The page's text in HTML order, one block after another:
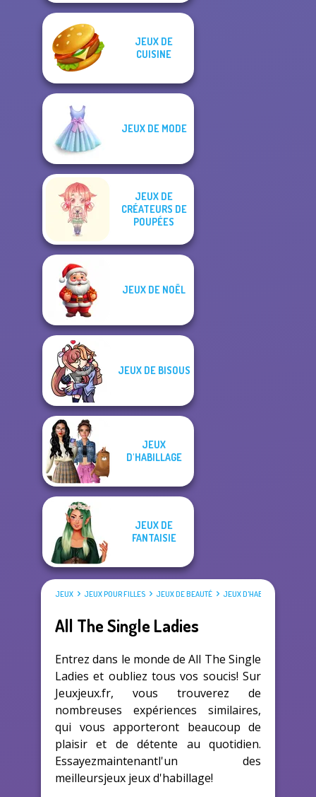
JEUX DE
CUISINE
JEUX DE MODE
JEUX DE
CRÉATEURS DE
POUPÉES
JEUX DE NOËL
JEUX DE BISOUS
JEUX
D'HABILLAGE
JEUX DE
FANTAISIE
JEUX JEUX POUR FILLES JEUX DE BEAUTÉ JEUX D'HABILLAGE
All The Single Ladies
Entrez dans le monde de All The Single
Ladies et oubliez tous vos soucis! Sur
Jeuxjeux.fr, vous trouverez de
nombreuses expériences similaires,
qui vous apporteront beaucoup de
plaisir et de détente au quotidien.
Essayezmaintenantl'un des
meilleursjeux jeux d'habillage!